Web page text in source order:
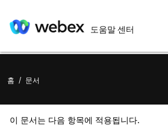
도움말 센터
홈 / 문서
이 문서는 다음 항목에 적용됩니다.